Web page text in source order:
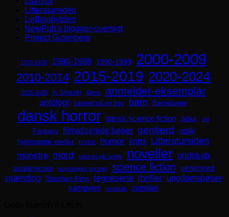
Litteratursiden
Lydboghylden
NewPub's blogger-oversigt
Project Gutenberg
1970-1979 1980-1989 1990-1999 2000-2009
2010-2014 2015-2019 2020-2024
2025-2029 A. Silvestri Aliens anmelder-eksemplar
antologi baseret på en bog børn Børnebøger
dansk horror dansk science fiction debut dyr
Fantasy filmatiserede bøger genfærd
gotik
hjemsøgte steder
horror humor krimi Litteratursiden
monstre mord naturen går amok noveller ondskab
parallelverden psykologisk portræt science fiction seriemord
spænding Stephen King tegneserie thriller ungdomsbøger
vampyrer venskab
zombier